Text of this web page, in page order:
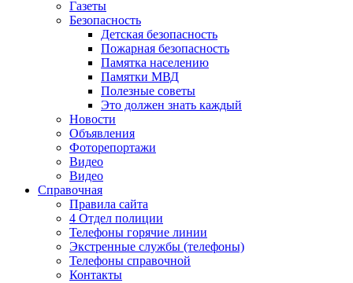
Газеты
Безопасность
Детская безопасность
Пожарная безопасность
Памятка населению
Памятки МВД
Полезные советы
Это должен знать каждый
Новости
Объявления
Фоторепортажи
Видео
Видео
Справочная
Правила сайта
4 Отдел полиции
Телефоны горячие линии
Экстренные службы (телефоны)
Телефоны справочной
Контакты